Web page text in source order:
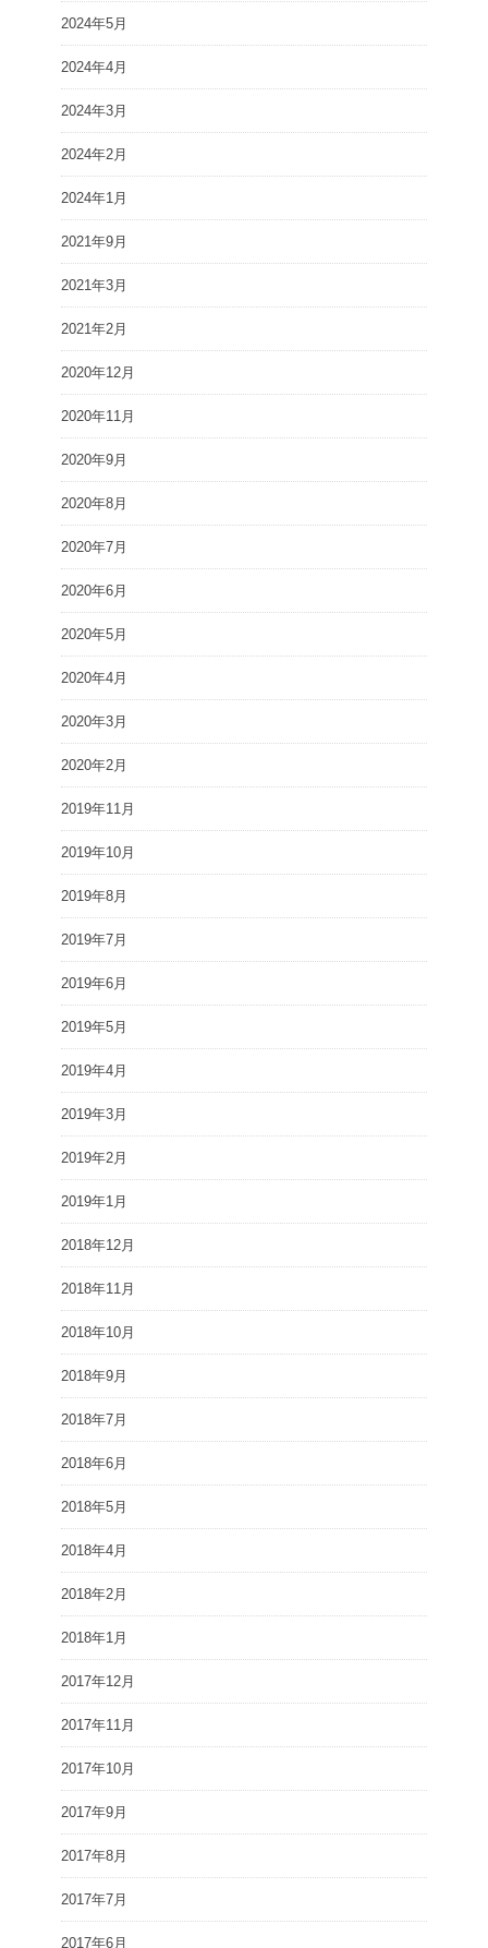
2024年5月
2024年4月
2024年3月
2024年2月
2024年1月
2021年9月
2021年3月
2021年2月
2020年12月
2020年11月
2020年9月
2020年8月
2020年7月
2020年6月
2020年5月
2020年4月
2020年3月
2020年2月
2019年11月
2019年10月
2019年8月
2019年7月
2019年6月
2019年5月
2019年4月
2019年3月
2019年2月
2019年1月
2018年12月
2018年11月
2018年10月
2018年9月
2018年7月
2018年6月
2018年5月
2018年4月
2018年2月
2018年1月
2017年12月
2017年11月
2017年10月
2017年9月
2017年8月
2017年7月
2017年6月